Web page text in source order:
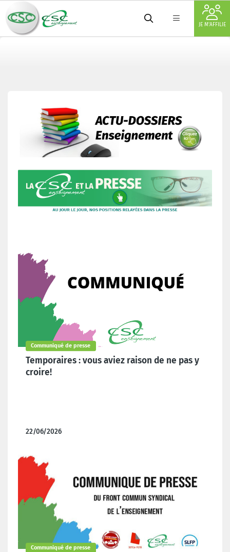
JE M'AFFILIE
Dernières actualités
Communiqué de presse
Temporaires : vous aviez raison de ne pas y
croire!
22/06/2026
Communiqué de presse